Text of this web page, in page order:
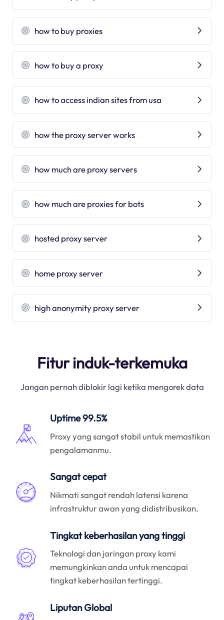
how to buy proxies
how to buy a proxy
how to access indian sites from usa
how the proxy server works
how much are proxy servers
how much are proxies for bots
hosted proxy server
home proxy server
high anonymity proxy server
Fitur induk-terkemuka
Jangan pernah diblokir lagi ketika mengorek data
Uptime 99.5%
Proxy yang sangat stabil untuk memastikan
pengalamanmu.
Sangat cepat
Nikmati sangat rendah latensi karena
infrastruktur awan yang didistribusikan.
Tingkat keberhasilan yang tinggi
Teknologi dan jaringan proxy kami
memungkinkan anda untuk mencapai
tingkat keberhasilan tertinggi.
Liputan Global